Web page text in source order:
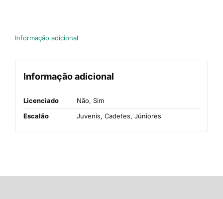
Informação adicional
Informação adicional
Licenciado
Não, Sim
Escalão
Juvenis, Cadetes, Júniores